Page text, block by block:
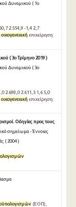
Δυναμικού ( 1ο
2.554,9 -1,4 2,7
οικογενειακή επιχείρηση:
( 3ο Τρίμηνο 2019 )
Δυναμικού ( 3ο
2.698,0 2.611,3 1,6 5,0
οικογενειακή επιχείρηση:
Οδηγίες προς τους
σημείωμα - Έννοιες
( 2004 )
(ΕΟΠ),